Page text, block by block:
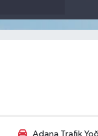
Adana Trafik